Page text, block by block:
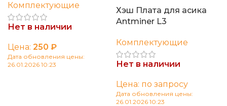
Комплектующие
Нет в наличии
Цена: 250 ₽
Дата обновления цены:
26.01.2026 10:23
Хэш Плата для асика
Antminer L3
Комплектующие
Нет в наличии
Цена: по запросу
Дата обновления цены:
26.01.2026 10:23